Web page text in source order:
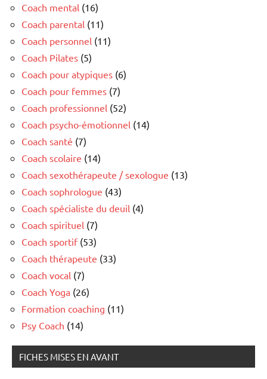
Coach mental (16)
Coach parental (11)
Coach personnel (11)
Coach Pilates (5)
Coach pour atypiques (6)
Coach pour femmes (7)
Coach professionnel (52)
Coach psycho-émotionnel (14)
Coach santé (7)
Coach scolaire (14)
Coach sexothérapeute / sexologue (13)
Coach sophrologue (43)
Coach spécialiste du deuil (4)
Coach spirituel (7)
Coach sportif(53)
Coach thérapeute (33)
Coach vocal (7)
Coach Yoga (26)
Formation coaching (11)
Psy Coach (14)
FICHES MISES EN AVANT